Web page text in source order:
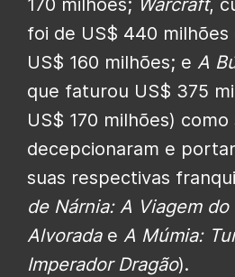
170 milhões; Warcraft,
foi de US$ 440
US$ 160 milhões; e A
que faturou US$ 375
US$ 170 milhões)
decepcionaram e
suas respectivas
de Nárnia: A Viagem
Alvoradae A Múmia:
Imperador Dragão).